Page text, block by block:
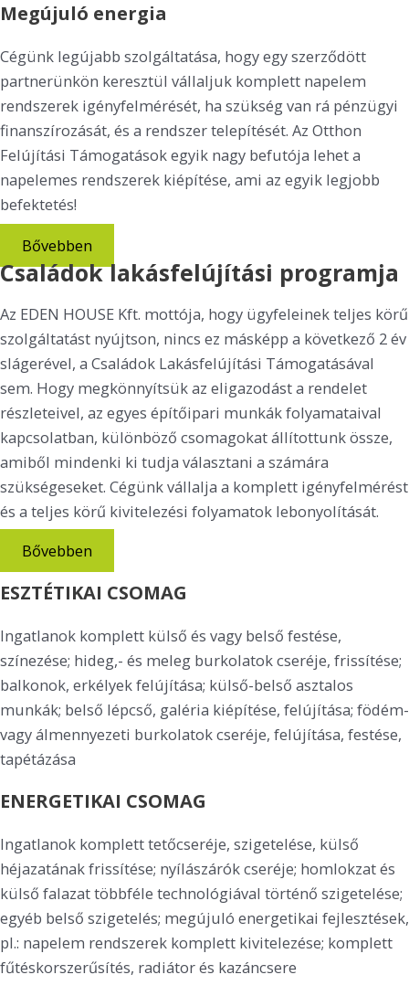
Megújuló energia
Cégünk legújabb szolgáltatása, hogy egy szerződött
partnerünkön keresztül vállaljuk komplett napelem
rendszerek igényfelmérését, ha szükség van rá pénzügyi
finanszírozását, és a rendszer telepítését. Az Otthon
Felújítási Támogatások egyik nagy befutója lehet a
napelemes rendszerek kiépítése, ami az egyik legjobb
befektetés!
Bővebben
Családok lakásfelújítási programja
Az EDEN HOUSE Kft. mottója, hogy ügyfeleinek teljes körű
szolgáltatást nyújtson, nincs ez másképp a következő 2 év
slágerével, a Családok Lakásfelújítási Támogatásával
sem. Hogy megkönnyítsük az eligazodást a rendelet
részleteivel, az egyes építőipari munkák folyamataival
kapcsolatban, különböző csomagokat állítottunk össze,
amiből mindenki ki tudja választani a számára
szükségeseket. Cégünk vállalja a komplett igényfelmérést
és a teljes körű kivitelezési folyamatok lebonyolítását.
Bővebben
ESZTÉTIKAI CSOMAG
Ingatlanok komplett külső és vagy belső festése,
színezése; hideg,- és meleg burkolatok cseréje, frissítése;
balkonok, erkélyek felújítása; külső-belső asztalos
munkák; belső lépcső, galéria kiépítése, felújítása; födém-
vagy álmennyezeti burkolatok cseréje, felújítása, festése,
tapétázása
ENERGETIKAI CSOMAG
Ingatlanok komplett tetőcseréje, szigetelése, külső
héjazatának frissítése; nyílászárók cseréje; homlokzat és
külső falazat többféle technológiával történő szigetelése;
egyéb belső szigetelés; megújuló energetikai fejlesztések,
pl.: napelem rendszerek komplett kivitelezése; komplett
fűtéskorszerűsítés, radiátor és kazáncsere